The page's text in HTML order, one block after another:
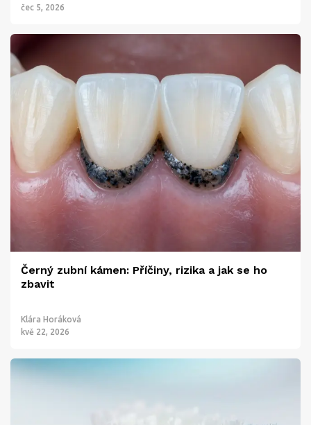
čec 5, 2026
Černý zubní kámen: Příčiny, rizika a jak se ho
zbavit
Klára Horáková
kvě 22, 2026